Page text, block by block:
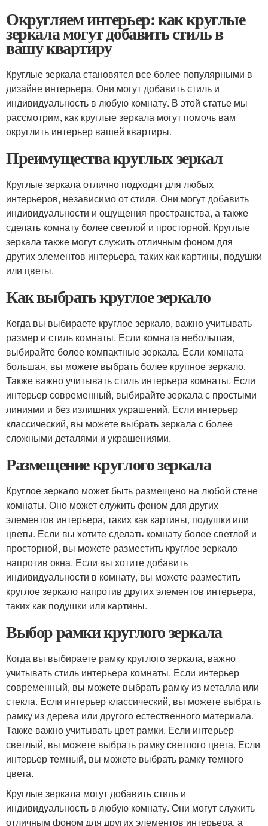
Округляем интерьер: как круглые
зеркала могут добавить стиль в
вашу квартиру
Круглые зеркала становятся все более популярными в
дизайне интерьера. Они могут добавить стиль и
индивидуальность в любую комнату. В этой статье мы
рассмотрим, как круглые зеркала могут помочь вам
округлить интерьер вашей квартиры.
Преимущества круглых зеркал
Круглые зеркала отлично подходят для любых
интерьеров, независимо от стиля. Они могут добавить
индивидуальности и ощущения пространства, а также
сделать комнату более светлой и просторной. Круглые
зеркала также могут служить отличным фоном для
других элементов интерьера, таких как картины, подушки
или цветы.
Как выбрать круглое зеркало
Когда вы выбираете круглое зеркало, важно учитывать
размер и стиль комнаты. Если комната небольшая,
выбирайте более компактные зеркала. Если комната
большая, вы можете выбрать более крупное зеркало.
Также важно учитывать стиль интерьера комнаты. Если
интерьер современный, выбирайте зеркала с простыми
линиями и без излишних украшений. Если интерьер
классический, вы можете выбрать зеркала с более
сложными деталями и украшениями.
Размещение круглого зеркала
Круглое зеркало может быть размещено на любой стене
комнаты. Оно может служить фоном для других
элементов интерьера, таких как картины, подушки или
цветы. Если вы хотите сделать комнату более светлой и
просторной, вы можете разместить круглое зеркало
напротив окна. Если вы хотите добавить
индивидуальности в комнату, вы можете разместить
круглое зеркало напротив других элементов интерьера,
таких как подушки или картины.
Выбор рамки круглого зеркала
Когда вы выбираете рамку круглого зеркала, важно
учитывать стиль интерьера комнаты. Если интерьер
современный, вы можете выбрать рамку из металла или
стекла. Если интерьер классический, вы можете выбрать
рамку из дерева или другого естественного материала.
Также важно учитывать цвет рамки. Если интерьер
светлый, вы можете выбрать рамку светлого цвета. Если
интерьер темный, вы можете выбрать рамку темного
цвета.
Круглые зеркала могут добавить стиль и
индивидуальность в любую комнату. Они могут служить
отличным фоном для других элементов интерьера, а